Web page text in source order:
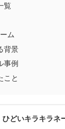
覧
ム
背景
事例
こと
ひどいキラキラ